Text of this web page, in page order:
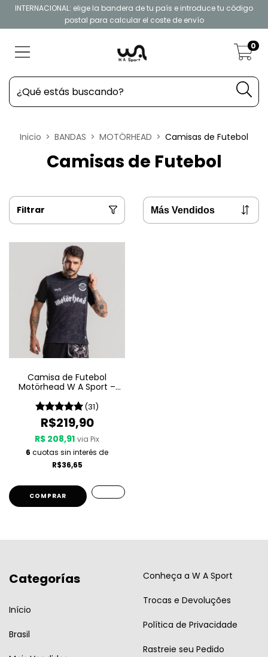
INTERNACIONAL: elige la bandera de tu país e introduce tu código
postal para calcular el coste de envío
0
Inicio > BANDAS > MOTÖRHEAD > Camisas de Futebol
Camisas de Futebol
Filtrar
Camisa de Futebol
Motörhead W A Sport –
(31)
R$219,90
R$ 208,91 via Pix
6 cuotas sin interés de
R$36,65
COMPRAR
Categorías
Início
Brasil
Conheça a W A Sport
Trocas e Devoluções
Política de Privacidade
Rastreie seu Pedido